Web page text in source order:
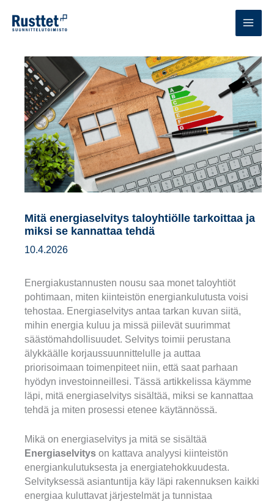
sisältöön
Mitä energiaselvitys taloyhtiölle tarkoittaa ja
miksi se kannattaa tehdä
10.4.2026
Energiakustannusten nousu saa monet taloyhtiöt
pohtimaan, miten kiinteistön energiankulutusta voisi
tehostaa. Energiaselvitys antaa tarkan kuvan siitä,
mihin energia kuluu ja missä piilevät suurimmat
säästömahdollisuudet. Selvitys toimii perustana
älykkäälle korjaussuunnittelulle ja auttaa
priorisoimaan toimenpiteet niin, että saat parhaan
hyödyn investoinneillesi. Tässä artikkelissa käymme
läpi, mitä energiaselvitys sisältää, miksi se kannattaa
tehdä ja miten prosessi etenee käytännössä.
Mikä on energiaselvitys ja mitä se sisältää
Energiaselvitys on kattava analyysi kiinteistön
energiankulutuksesta ja energiatehokkuudesta.
Selvityksessä asiantuntija käy läpi rakennuksen kaikki
energiaa kuluttavat järjestelmät ja tunnistaa